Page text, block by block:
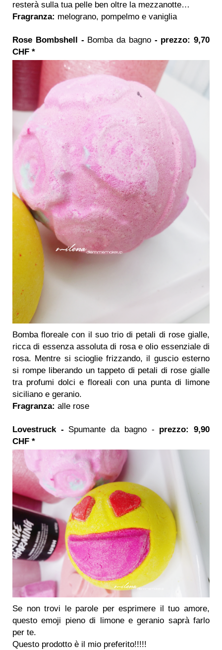
resterà sulla tua pelle ben oltre la mezzanotte…
Fragranza: melograno, pompelmo e vaniglia
Rose Bombshell - Bomba da bagno - prezzo: 9,70
CHF *
Bomba floreale con il suo trio di petali di rose gialle,
ricca di essenza assoluta di rosa e olio essenziale di
rosa. Mentre si scioglie frizzando, il guscio esterno
si rompe liberando un tappeto di petali di rose gialle
tra profumi dolci e floreali con una punta di limone
siciliano e geranio.
Fragranza: alle rose
Lovestruck - Spumante da bagno - prezzo: 9,90
CHF *
Se non trovi le parole per esprimere il tuo amore,
questo emoji pieno di limone e geranio saprà farlo
per te.
Questo prodotto è il mio preferito!!!!!